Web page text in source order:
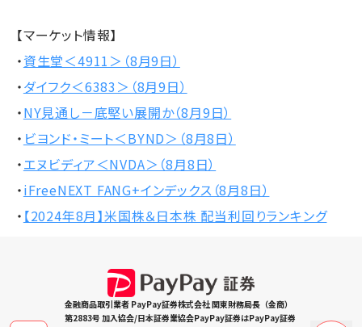
【マーケット情報】
・資生堂＜4911＞（8月9日）
・ダイフク＜6383＞（8月9日）
・NY見通し－底堅い展開か（8月9日）
・ ビヨンド・ミート＜BYND＞（8月8日）
・エヌビディア＜NVDA＞（8月8日）
・iFreeNEXT FANG+インデックス（8月8日）
・ 【2024年8月】米国株＆日本株 配当利回りランキング
金融商品取引業者 PayPay証券株式会社 関東財務局長（金商）
第2883号 加入協会/日本証券業協会PayPay証券はPayPay証券